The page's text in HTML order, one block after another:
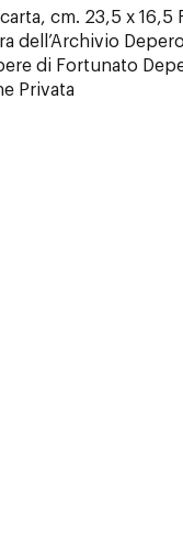
cm. 23,5 x
dell’Archivio
di Fortunato
Privata